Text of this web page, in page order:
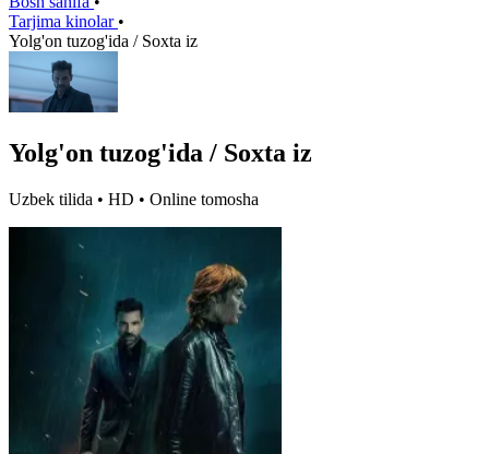
Tarjima kinolar •
Yolg'on tuzog'ida / Soxta iz
Yolg'on tuzog'ida / Soxta iz
Uzbek tilida • HD • Online tomosha